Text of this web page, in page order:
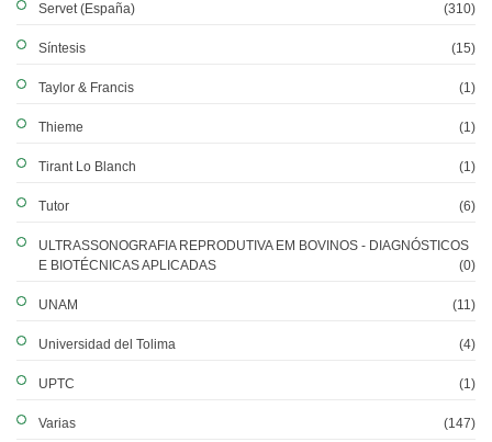
Servet (España) (310)
Síntesis (15)
Taylor & Francis (1)
Thieme (1)
Tirant Lo Blanch (1)
Tutor (6)
ULTRASSONOGRAFIA REPRODUTIVA EM BOVINOS - DIAGNÓSTICOS
E BIOTÉCNICAS APLICADAS
(0)
UNAM (11)
Universidad del Tolima (4)
UPTC (1)
Varias (147)